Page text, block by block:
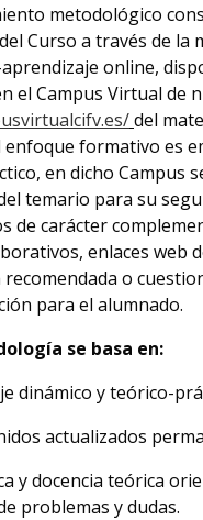
metodológico
Curso a través de la
online,
el Campus Virtual de
del
enfoque formativo es
en dicho Campus
temario para su
de carácter
enlaces web
o
para el alumnado.
se basa en:
dinámico y teórico-
actualizados
y docencia teórica
problemas y dudas.